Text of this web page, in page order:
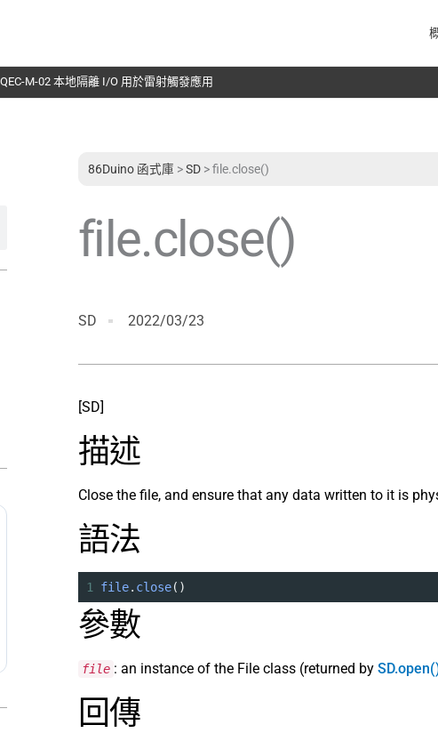
M-02 本地隔離 I/O 用於雷射觸發應用
86Duino 函式庫 >SD >file.close()
file.close()
SD 2022/03/23
[SD]
描述
Close the file, and ensure that any data written to it is
語法
1 file. close()
參數
file : an instance of the File class (returned by
回傳